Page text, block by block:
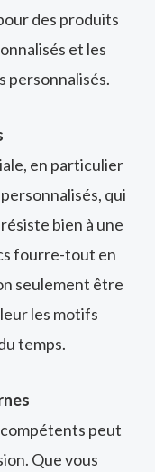
des produits
et les
personnalisés.
en particulier
qui
bien à une
fourre-tout en
seulement être
les motifs
temps.
peut
Que vous